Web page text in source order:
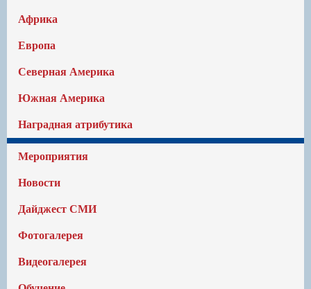
Африка
Европа
Северная Америка
Южная Америка
Наградная атрибутика
Мероприятия
Новости
Дайджест СМИ
Фотогалерея
Видеогалерея